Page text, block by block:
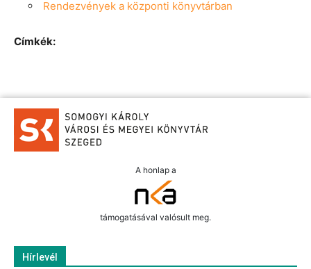
Rendezvények a központi könyvtárban
Címkék:
A honlap a
támogatásával valósult meg.
Hírlevél